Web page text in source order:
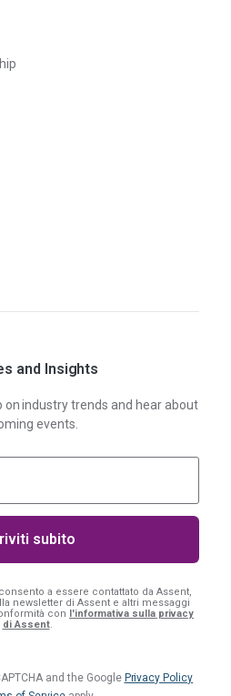
and Insights
on industry trends and hear about
events.
a essere contattato da Assent,
newsletter di Assent e altri messaggi
con
l'informativa sulla privacy
di Assent.
and the Google Privacy Policy